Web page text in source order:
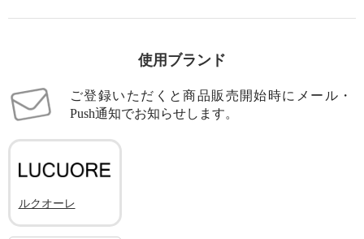
使用ブランド
ご登録いただくと商品販売開始時にメール・
Push通知でお知らせします。
ルクオーレ